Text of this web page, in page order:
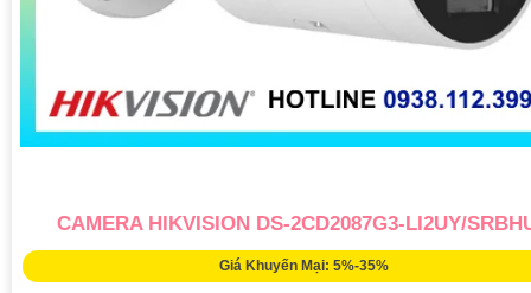
CAMERA HIKVISION DS-2CD2087G3-LI2UY/
Giá Khuyến Mại: 5%-35%